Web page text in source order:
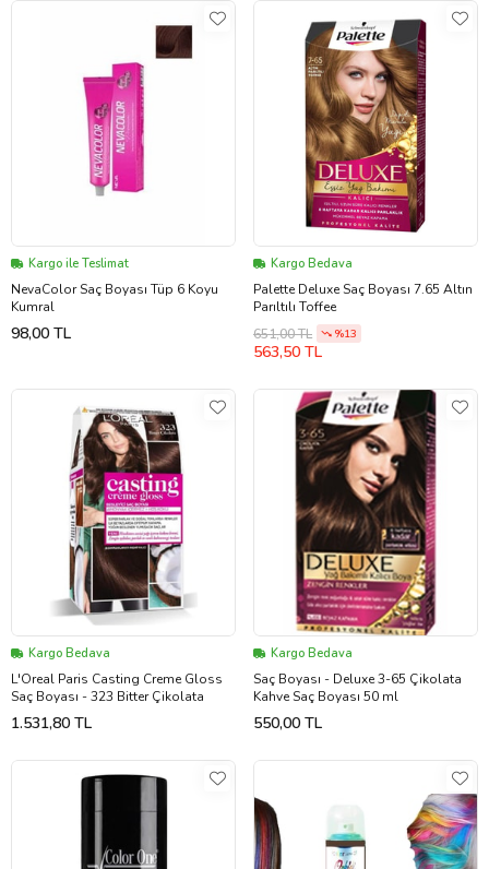
Kargo ile Teslimat
NevaColor Saç Boyası Tüp 6 Koyu
Kumral
98,00 TL
Kargo Bedava
Palette Deluxe Saç Boyası 7.65 Altın
Parıltılı Toffee
651,00 TL
%13
563,50 TL
Kargo Bedava
L'Oreal Paris Casting Creme Gloss
Saç Boyası - 323 Bitter Çikolata
1.531,80 TL
Kargo Bedava
Saç Boyası - Deluxe 3-65 Çikolata
Kahve Saç Boyası 50 ml
550,00 TL